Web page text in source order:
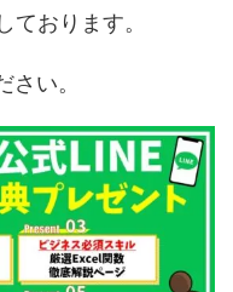
ております。
い。